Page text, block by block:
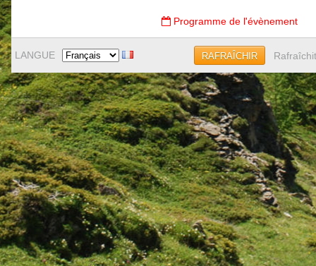
Programme de l'évènement
LANGUE RAFRAÎCHIR